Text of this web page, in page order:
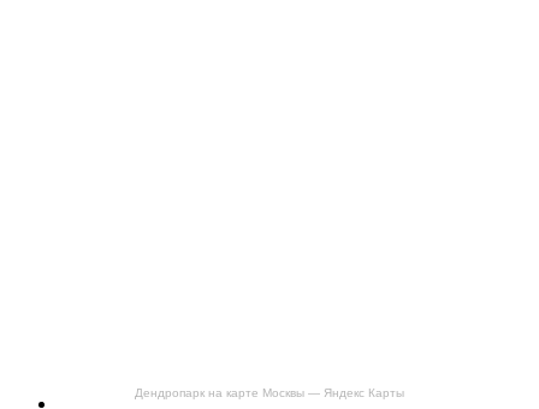
Дендропарк на карте Москвы — Яндекс Карты